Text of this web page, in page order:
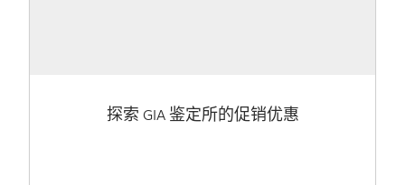
探索 GIA 鉴定所的促销优惠